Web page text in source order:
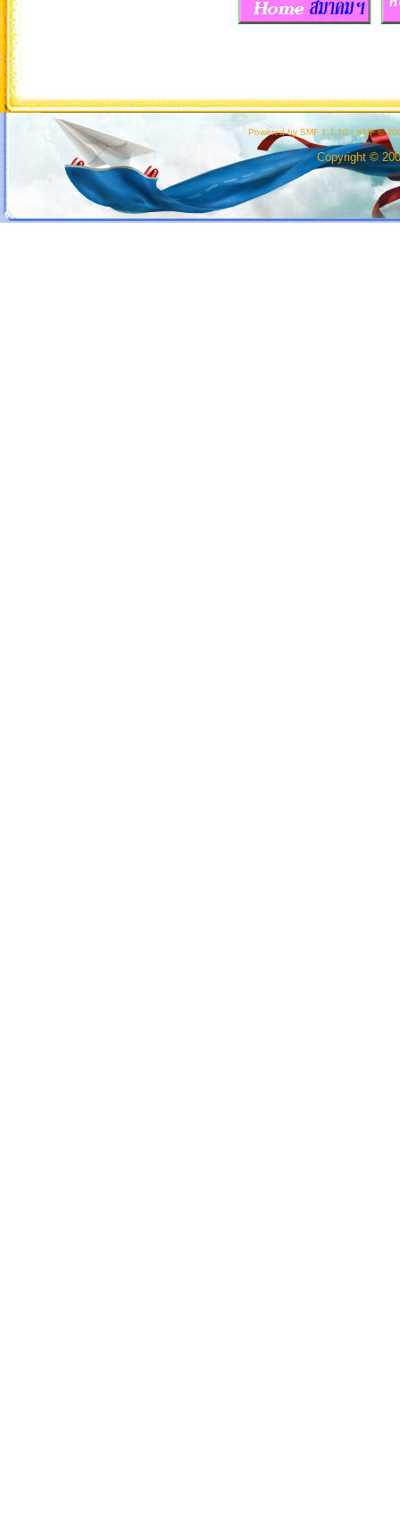
Powered by SMF 1.1.10 | SMF ©
Copyright ©